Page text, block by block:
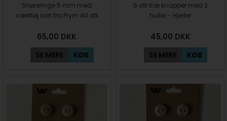
Snøreringe 5 mm med
værktøj sort fra Prym 40 stk
65,00 DKK
SE MERE KØB
6 stk træ knapper med 2
huller - Hjerter
45,00 DKK
SE MERE KØB